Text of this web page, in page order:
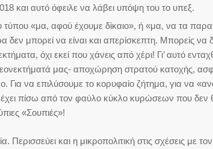
και αυτό όφειλε να λάβει υπόψη του το υπεξ.
τύπου «μα, αφού έχουμε δίκαιο», ή «μα, να τα
μπορεί να είναι και απερίσκεπτη. Μπορείς να
όχι εκεί που χάνεις από χέρι! Γι’ αυτό
μας- αποχώρηση στρατού κατοχής,
Για να επιλύσουμε το κορυφαίο ζήτημα, για να
πίσω από τον φαύλο κύκλο κυρώσεων που δεν
«Σουπιές»!
Περισσεύει και η μικροπολιτική στις σχέσεις με